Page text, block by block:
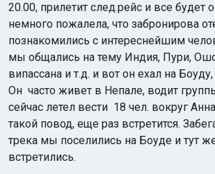
20.00, прилетит след.рейс и все будет
немного пожалела, что забронирова
познакомились с интереснейшим
мы общались на тему Индия, Пури,
випассана и т.д. и вот он ехал на
Он часто живет в Непале, водит
сейчас летел вести 18 чел. вокруг
такой повод, еще раз встретится.
трека мы поселились на Боуде и тут
встретились.